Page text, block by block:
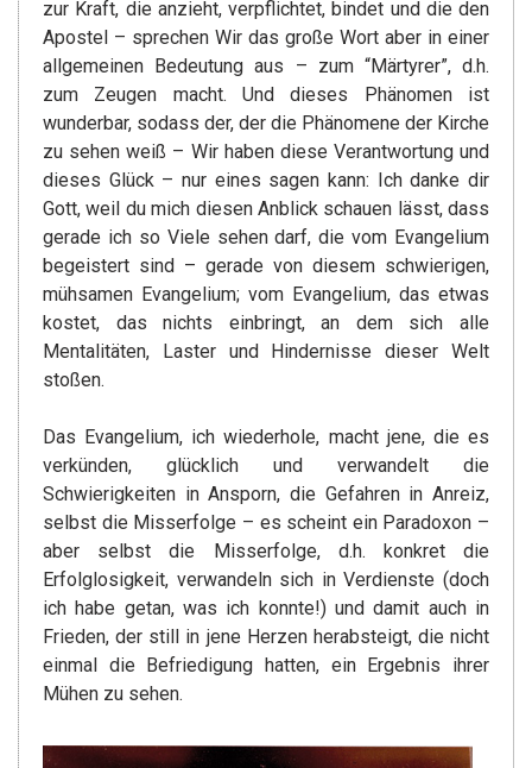
zur Kraft, die anzieht, verpflichtet, bindet und die den
Apostel – sprechen Wir das große Wort aber in einer
allgemeinen Bedeutung aus – zum “Märtyrer”, d.h.
zum Zeugen macht. Und dieses Phänomen ist
wunderbar, sodass der, der die Phänomene der Kirche
zu sehen weiß – Wir haben diese Verantwortung und
dieses Glück – nur eines sagen kann: Ich danke dir
Gott, weil du mich diesen Anblick schauen lässt, dass
gerade ich so Viele sehen darf, die vom Evangelium
begeistert sind – gerade von diesem schwierigen,
mühsamen Evangelium; vom Evangelium, das etwas
kostet, das nichts einbringt, an dem sich alle
Mentalitäten, Laster und Hindernisse dieser Welt
stoßen.
Das Evangelium, ich wiederhole, macht jene, die es
verkünden, glücklich und verwandelt die
Schwierigkeiten in Ansporn, die Gefahren in Anreiz,
selbst die Misserfolge – es scheint ein Paradoxon –
aber selbst die Misserfolge, d.h. konkret die
Erfolglosigkeit, verwandeln sich in Verdienste (doch
ich habe getan, was ich konnte!) und damit auch in
Frieden, der still in jene Herzen herabsteigt, die nicht
einmal die Befriedigung hatten, ein Ergebnis ihrer
Mühen zu sehen.